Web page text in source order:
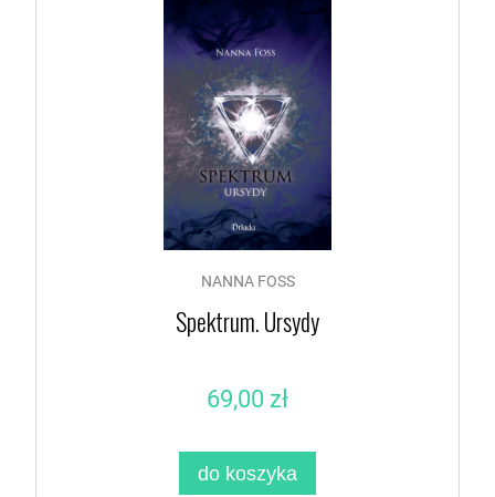
NANNA FOSS
Spektrum. Ursydy
69,00 zł
do koszyka